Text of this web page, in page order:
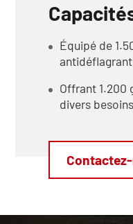
Équipé de
Offrant 1.200
divers